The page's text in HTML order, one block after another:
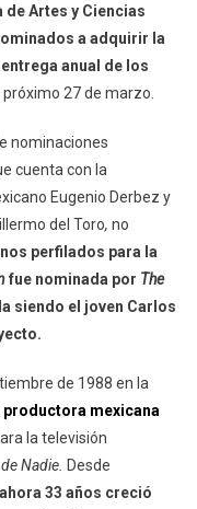
de Artes y Ciencias
a adquirir la
anual de los
27 de marzo.
nominaciones
cuenta con la
Eugenio Derbez y
del Toro, no
perfilados para la
fue nominada por The
siendo el joven Carlos
de 1988 en la
productora mexicana
la televisión
Nadie. Desde
33 años creció